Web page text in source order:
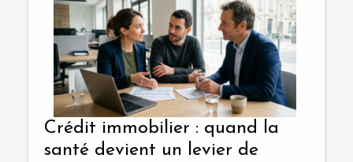
Crédit immobilier : quand la
santé devient un levier de